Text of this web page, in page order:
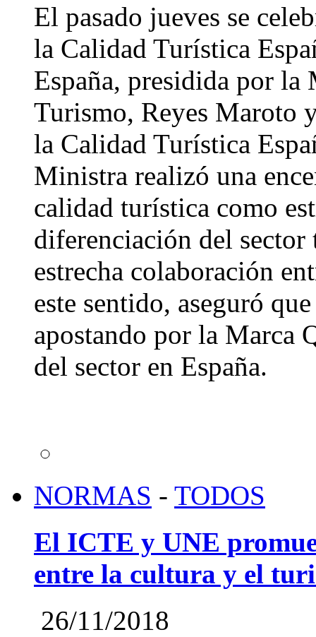
El pasado jueves se
la Calidad Turística
España, presidida por
Turismo, Reyes Maroto
la Calidad Turística
Ministra realizó una
calidad turística como
diferenciación del
estrecha colaboración
este sentido, aseguró
apostando por la Marca
del sector en España.
NORMAS - TODOS
El ICTE y UNE
entre la cultura y el
26/11/2018